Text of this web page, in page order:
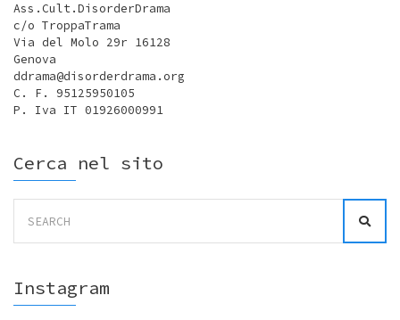
Ass.Cult.DisorderDrama
c/o TroppaTrama
Via del Molo 29r 16128
Genova
ddrama@disorderdrama.org
C. F. 95125950105
P. Iva IT 01926000991
Cerca nel sito
for:
Instagram